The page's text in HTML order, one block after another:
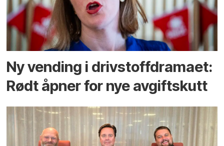
Ny vending i drivstoffdramaet:
Rødt åpner for nye avgiftskutt